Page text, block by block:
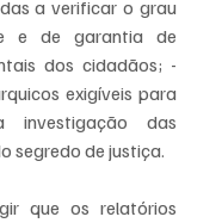
a verificar o grau
e de garantia de
dos cidadãos; -
exigíveis para
das
segredo de justiça.
que os relatórios